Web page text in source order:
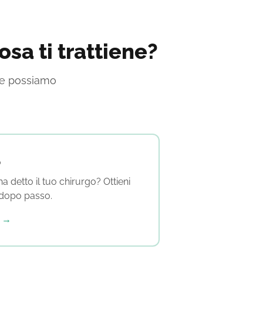
ti trattiene?
possiamo
detto il tuo chirurgo? Ottieni
passo.
→